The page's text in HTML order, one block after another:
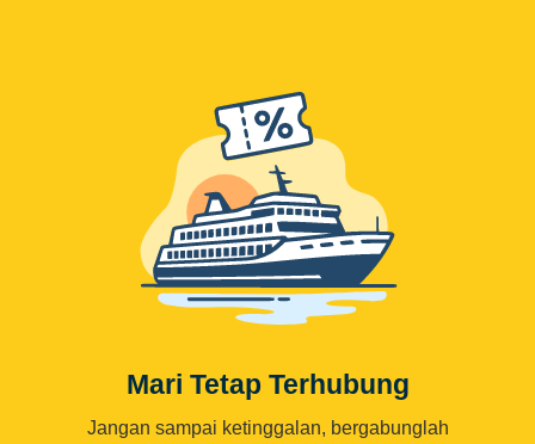
Mari Tetap Terhubung
Jangan sampai ketinggalan, bergabunglah